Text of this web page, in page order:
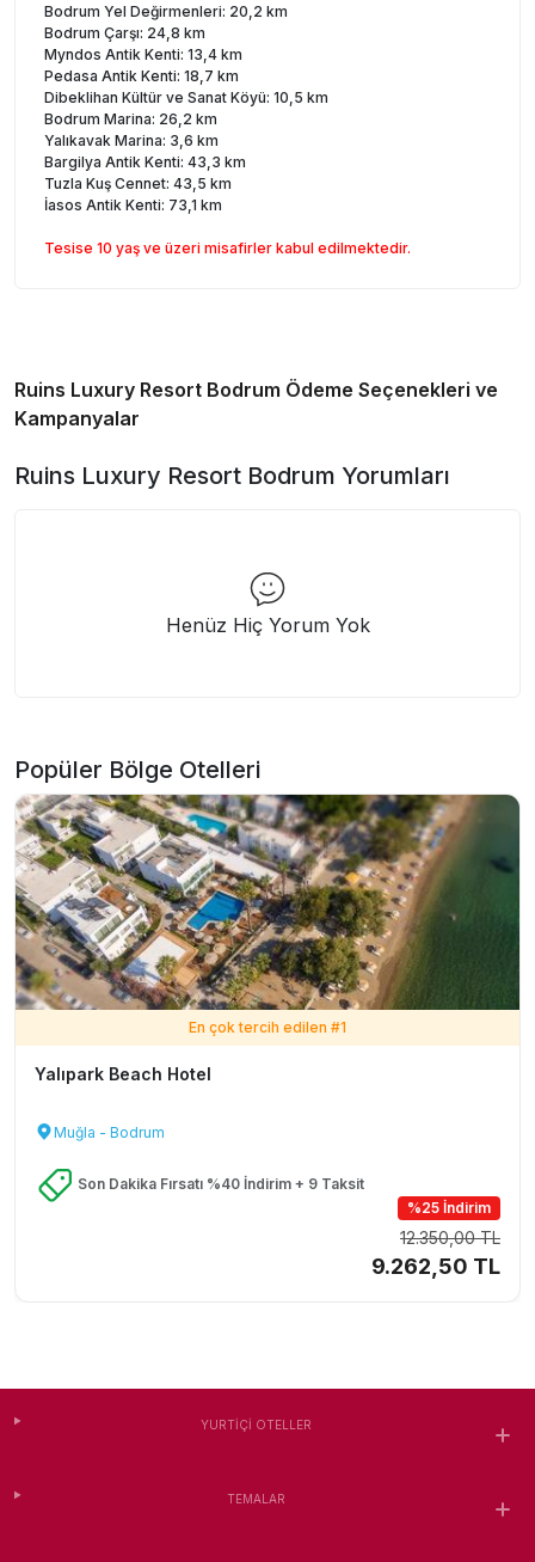
Bodrum Yel Değirmenleri: 20,2 km
Bodrum Çarşı: 24,8 km
Myndos Antik Kenti: 13,4 km
Pedasa Antik Kenti: 18,7 km
Dibeklihan Kültür ve Sanat Köyü: 10,5 km
Bodrum Marina: 26,2 km
Yalıkavak Marina: 3,6 km
Bargilya Antik Kenti: 43,3 km
Tuzla Kuş Cennet: 43,5 km
İasos Antik Kenti: 73,1 km
Tesise 10 yaş ve üzeri misafirler kabul edilmektedir.
Ruins Luxury Resort Bodrum Ödeme Seçenekleri ve
Kampanyalar
Ruins Luxury Resort Bodrum Yorumları
Henüz Hiç Yorum Yok
Popüler Bölge Otelleri
En çok tercih edilen #1
Yalıpark Beach Hotel
Muğla - Bodrum
Son Dakika Fırsatı %40 İndirim + 9 Taksit
%25 İndirim
12.350,00 TL
9.262,50 TL
YURTIÇI OTELLER
TEMALAR